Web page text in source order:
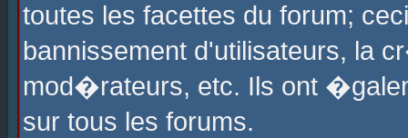
toutes les facettes du forum;
bannissement d'utilisateurs, la
mod�rateurs, etc. Ils ont
sur tous les forums.